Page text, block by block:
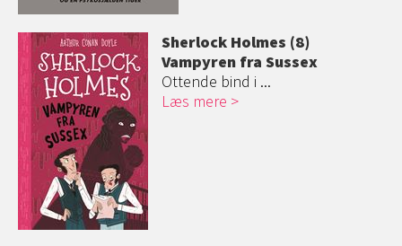
Sherlock Holmes (8)
Vampyren fra Sussex
Ottende bind i ...
Læs mere